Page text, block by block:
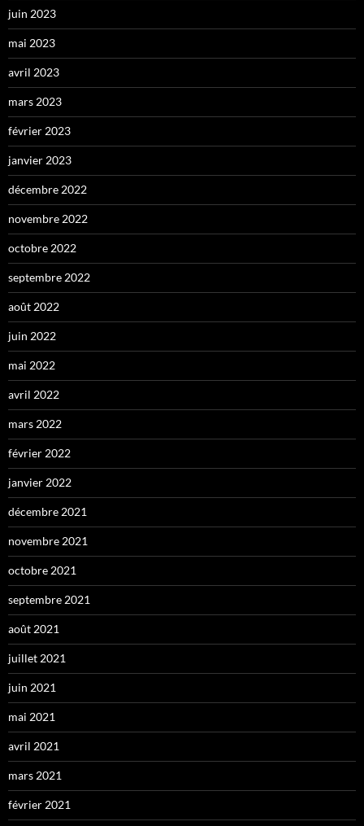
juin 2023
mai 2023
avril 2023
mars 2023
février 2023
janvier 2023
décembre 2022
novembre 2022
octobre 2022
septembre 2022
août 2022
juin 2022
mai 2022
avril 2022
mars 2022
février 2022
janvier 2022
décembre 2021
novembre 2021
octobre 2021
septembre 2021
août 2021
juillet 2021
juin 2021
mai 2021
avril 2021
mars 2021
février 2021